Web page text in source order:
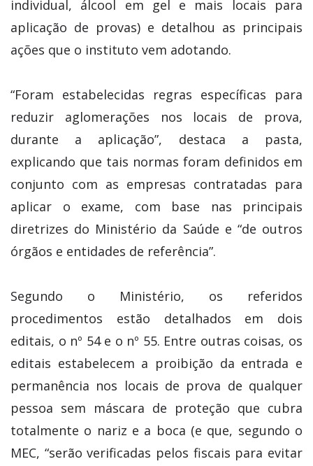
individual, álcool em gel e mais locais para
aplicação de provas) e detalhou as principais
ações que o instituto vem adotando.
“Foram estabelecidas regras específicas para
reduzir aglomerações nos locais de prova,
durante a aplicação”, destaca a pasta,
explicando que tais normas foram definidos em
conjunto com as empresas contratadas para
aplicar o exame, com base nas principais
diretrizes do Ministério da Saúde e “de outros
órgãos e entidades de referência”.
Segundo o Ministério, os referidos
procedimentos estão detalhados em dois
editais, o nº 54 e o nº 55. Entre outras coisas, os
editais estabelecem a proibição da entrada e
permanência nos locais de prova de qualquer
pessoa sem máscara de proteção que cubra
totalmente o nariz e a boca (e que, segundo o
MEC, “serão verificadas pelos fiscais para evitar